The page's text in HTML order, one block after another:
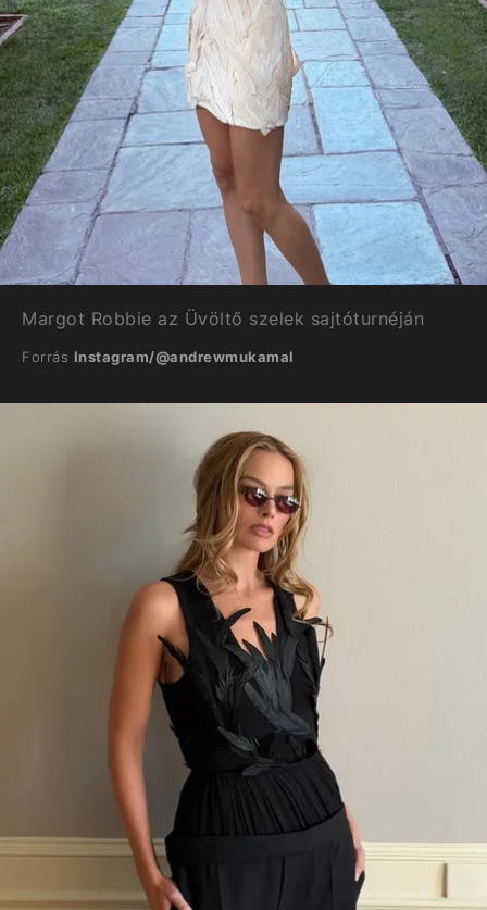
Margot Robbie az Üvöltő szelek sajtóturnéján
Forrás Instagram/@andrewmukamal